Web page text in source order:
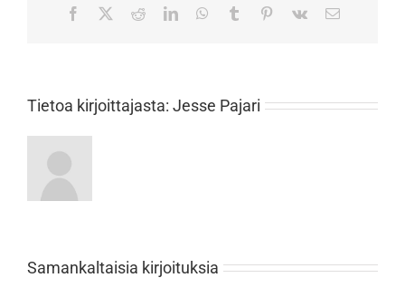
Facebook RedditLinkedInWhatsApp
Tumblr Pinterest
Vk Sähköposti
Tietoa kirjoittajasta: Jesse Pajari
Samankaltaisia kirjoituksia